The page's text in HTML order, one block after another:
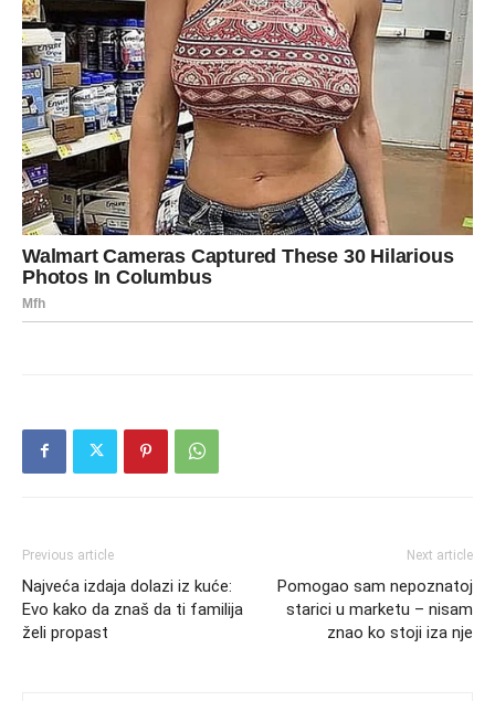
Previous article
Najveća izdaja dolazi iz kuće:
Evo kako da znaš da ti familija
želi propast
Next article
Pomogao sam nepoznatoj
starici u marketu – nisam
znao ko stoji iza nje